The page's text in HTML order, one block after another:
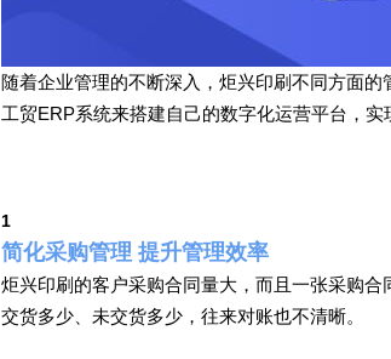
随着企业管理的不断深入，炬兴印刷不同方面
工贸ERP系统来搭建自己的数字化运营平台，实
1
简化采购管理 提升管理效率
炬兴印刷的客户采购合同量大，而且一张采购
交货多少、未交货多少，往来对账也不清晰。